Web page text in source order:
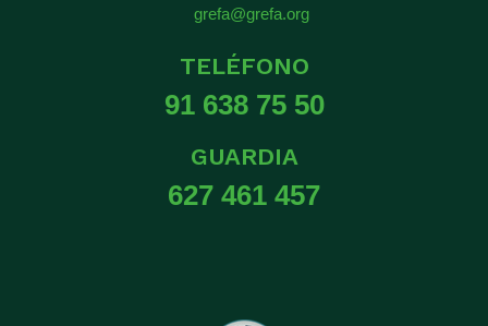
grefa@grefa.org
TELÉFONO
91 638 75 50
GUARDIA
627 461 457